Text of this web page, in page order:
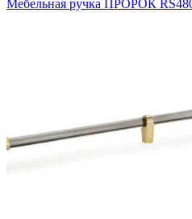
Мебельная ручка ПРОРОК